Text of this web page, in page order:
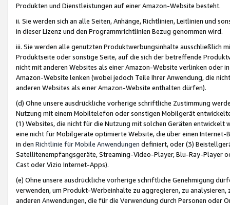
Produkten und Dienstleistungen auf einer Amazon-Website besteht.
ii. Sie werden sich an alle Seiten, Anhänge, Richtlinien, Leitlinien und
in dieser Lizenz und den Programmrichtlinien Bezug genommen wird.
iii. Sie werden alle genutzten Produktwerbungsinhalte ausschließlich
Produktseite oder sonstige Seite, auf die sich der betreffende
nicht mit anderen Websites als einer Amazon-Website verlinken oder
Amazon-Website lenken (wobei jedoch Teile Ihrer Anwendung, die
anderen Websites als einer Amazon-Website enthalten dürfen).
(d) Ohne unsere ausdrückliche vorherige schriftliche Zustimmung
Nutzung mit einem Mobiltelefon oder sonstigen Mobilgerät
(1) Websites, die nicht für die Nutzung mit solchen Geräten
eine nicht für Mobilgeräte optimierte Website, die über einen
in den Richtlinie für Mobile Anwendungen definiert, oder (3)
Satellitenempfangsgeräte, Streaming-Video-Player, Blu-Ray-Player
Cast oder Vizio Internet-Apps).
(e) Ohne unsere ausdrückliche vorherige schriftliche Genehmigung
verwenden, um Produkt-Werbeinhalte zu aggregieren, zu
anderen Anwendungen, die für die Verwendung durch Personen